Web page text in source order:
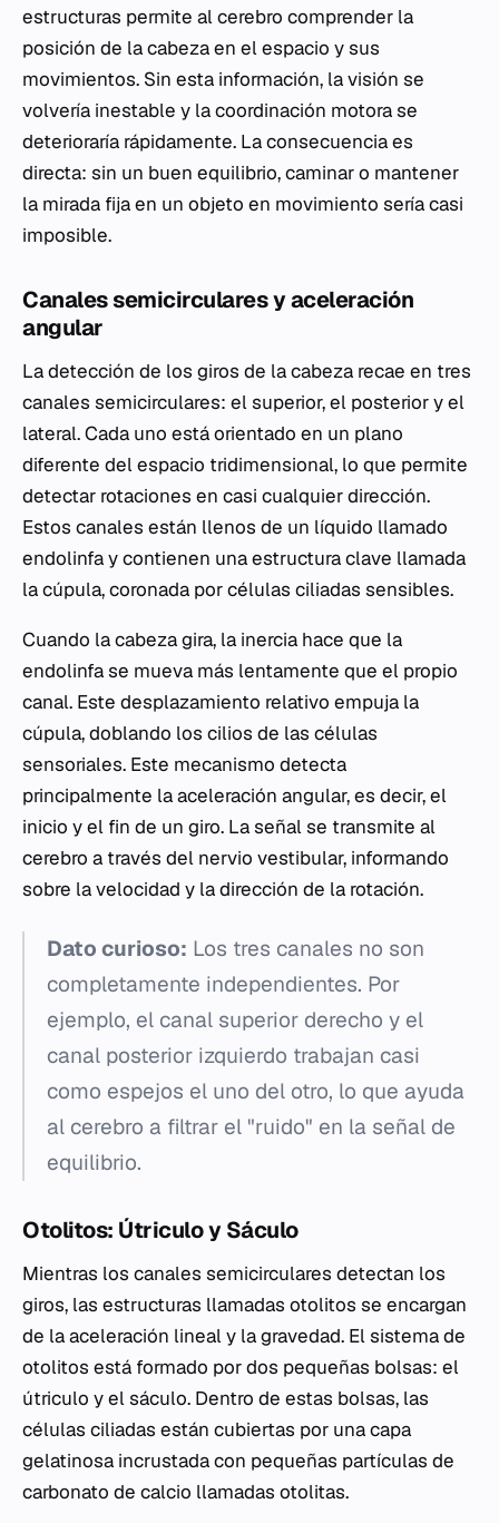
estructuras permite al cerebro comprender la
posición de la cabeza en el espacio y sus
movimientos. Sin esta información, la visión se
volvería inestable y la coordinación motora se
deterioraría rápidamente. La consecuencia es
directa: sin un buen equilibrio, caminar o mantener
la mirada fija en un objeto en movimiento sería casi
imposible.
Canales semicirculares y aceleración
angular
La detección de los giros de la cabeza recae en tres
canales semicirculares: el superior, el posterior y el
lateral. Cada uno está orientado en un plano
diferente del espacio tridimensional, lo que permite
detectar rotaciones en casi cualquier dirección.
Estos canales están llenos de un líquido llamado
endolinfa y contienen una estructura clave llamada
la cúpula, coronada por células ciliadas sensibles.
Cuando la cabeza gira, la inercia hace que la
endolinfa se mueva más lentamente que el propio
canal. Este desplazamiento relativo empuja la
cúpula, doblando los cilios de las células
sensoriales. Este mecanismo detecta
principalmente la aceleración angular, es decir, el
inicio y el fin de un giro. La señal se transmite al
cerebro a través del nervio vestibular, informando
sobre la velocidad y la dirección de la rotación.
Dato curioso: Los tres canales no son
completamente independientes. Por
ejemplo, el canal superior derecho y el
canal posterior izquierdo trabajan casi
como espejos el uno del otro, lo que ayuda
al cerebro a filtrar el "ruido" en la señal de
equilibrio.
Otolitos: Útriculo y Sáculo
Mientras los canales semicirculares detectan los
giros, las estructuras llamadas otolitos se encargan
de la aceleración lineal y la gravedad. El sistema de
otolitos está formado por dos pequeñas bolsas: el
útriculo y el sáculo. Dentro de estas bolsas, las
células ciliadas están cubiertas por una capa
gelatinosa incrustada con pequeñas partículas de
carbonato de calcio llamadas otolitas.